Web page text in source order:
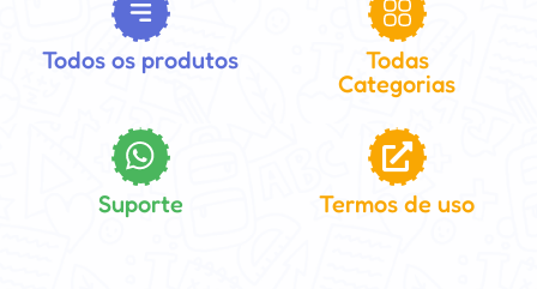
Todos os produtos
Todas
Categorias
Suporte Termos de uso